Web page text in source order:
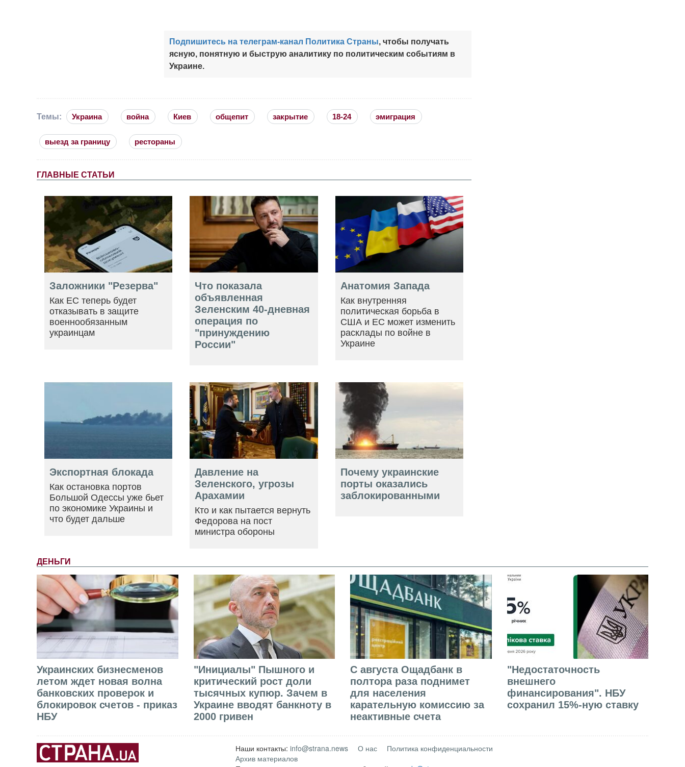
Подпишитесь на телеграм-канал Политика Страны, чтобы получать
ясную, понятную и быструю аналитику по политическим событиям в
Украине.
Темы: Украина война Киев общепит закрытие 18-24 эмиграция
выезд за границу рестораны
ГЛАВНЫЕ СТАТЬИ
Заложники "Резерва"
Как ЕС теперь будет
отказывать в защите
военнообязанным
украинцам
Что показала
объявленная
Зеленским 40-дневная
операция по
"принуждению
России"
Анатомия Запада
Как внутренняя
политическая борьба в
США и ЕС может изменить
расклады по войне в
Украине
Экспортная блокада
Как остановка портов
Большой Одессы уже бьет
по экономике Украины и
что будет дальше
Давление на
Зеленского, угрозы
Арахамии
Кто и как пытается вернуть
Федорова на пост
министра обороны
Почему украинские
порты оказались
заблокированными
ДЕНЬГИ
Украинских бизнесменов
летом ждет новая волна
банковских проверок и
блокировок счетов - приказ
НБУ
"Инициалы" Пышного и
критический рост доли
тысячных купюр. Зачем в
Украине вводят банкноту в
2000 гривен
С августа Ощадбанк в
полтора раза поднимет
для населения
карательную комиссию за
неактивные счета
"Недостаточность
внешнего
финансирования". НБУ
сохранил 15%-ную ставку
Наши контакты: info@strana.news О нас
Политика конфиденциальности
Архив материалов